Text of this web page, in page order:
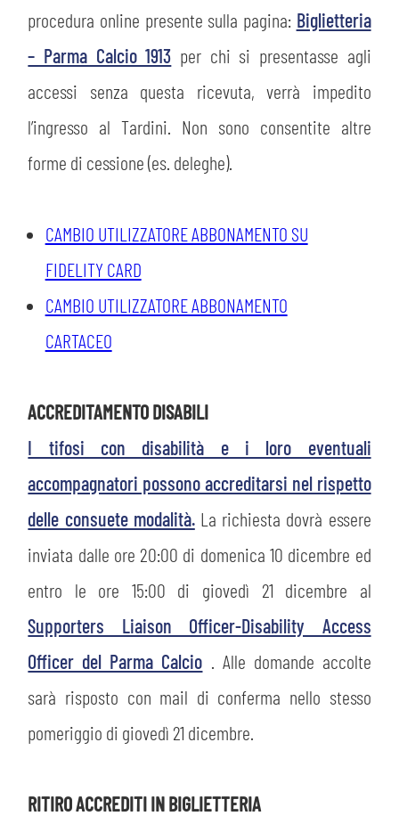
procedura online presente sulla pagina: Biglietteria
– Parma Calcio 1913 per chi si presentasse agli
accessi senza questa ricevuta, verrà impedito
l’ingresso al Tardini. Non sono consentite altre
forme di cessione (es. deleghe).
CAMBIO UTILIZZATORE ABBONAMENTO SU
FIDELITY CARD
CAMBIO UTILIZZATORE ABBONAMENTO
CARTACEO
ACCREDITAMENTO DISABILI
I tifosi con disabilità e i loro eventuali
accompagnatori possono accreditarsi nel rispetto
delle consuete modalità.La richiesta dovrà essere
inviata dalle ore 20:00 di domenica 10 dicembre ed
entro le ore 15:00 di giovedì 21 dicembre al
Supporters Liaison Officer-Disability Access
Officer del Parma Calcio . Alle domande accolte
sarà risposto con mail di conferma nello stesso
pomeriggio di giovedì 21 dicembre.
RITIRO ACCREDITI IN BIGLIETTERIA
abilitato
ACCETTA E SALVA